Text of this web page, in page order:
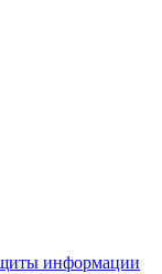
информации